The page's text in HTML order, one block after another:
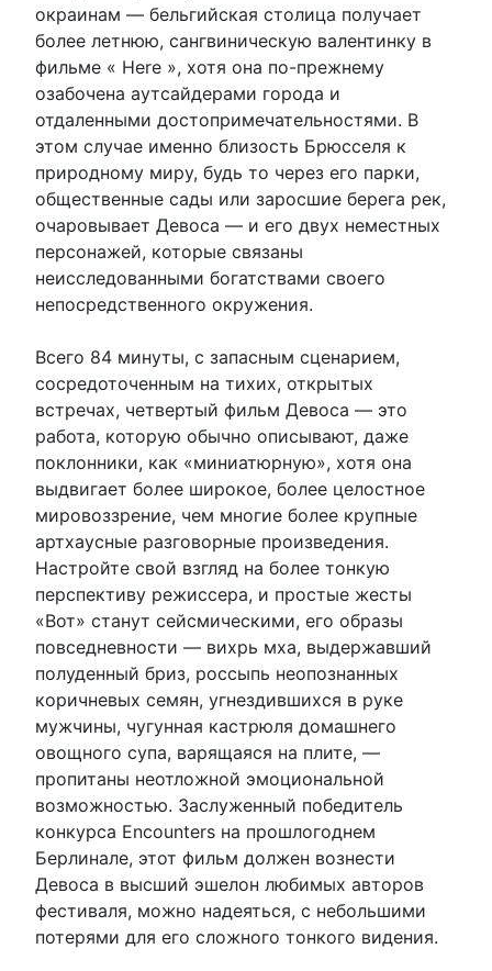
окраинам — бельгийская столица получает
более летнюю, сангвиническую валентинку в
фильме « Here », хотя она по-прежнему
озабочена аутсайдерами города и
отдаленными достопримечательностями. В
этом случае именно близость Брюсселя к
природному миру, будь то через его парки,
общественные сады или заросшие берега рек,
очаровывает Девоса — и его двух неместных
персонажей, которые связаны
неисследованными богатствами своего
непосредственного окружения.
Всего 84 минуты, с запасным сценарием,
сосредоточенным на тихих, открытых
встречах, четвертый фильм Девоса — это
работа, которую обычно описывают, даже
поклонники, как «миниатюрную», хотя она
выдвигает более широкое, более целостное
мировоззрение, чем многие более крупные
артхаусные разговорные произведения.
Настройте свой взгляд на более тонкую
перспективу режиссера, и простые жесты
«Вот» станут сейсмическими, его образы
повседневности — вихрь мха, выдержавший
полуденный бриз, россыпь неопознанных
коричневых семян, угнездившихся в руке
мужчины, чугунная кастрюля домашнего
овощного супа, варящаяся на плите, —
пропитаны неотложной эмоциональной
возможностью. Заслуженный победитель
конкурса Encounters на прошлогоднем
Берлинале, этот фильм должен вознести
Девоса в высший эшелон любимых авторов
фестиваля, можно надеяться, с небольшими
потерями для его сложного тонкого видения.